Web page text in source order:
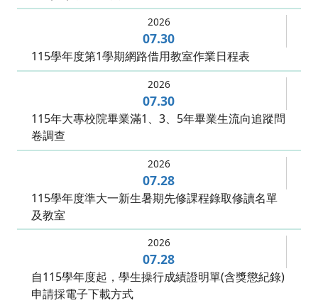
2026
07.30
115學年度第1學期網路借用教室作業日程表
2026
07.30
115年大專校院畢業滿1、3、5年畢業生流向追蹤問
卷調查
2026
07.28
115學年度準大一新生暑期先修課程錄取修讀名單
及教室
2026
07.28
自115學年度起，學生操行成績證明單(含獎懲紀錄)
申請採電子下載方式